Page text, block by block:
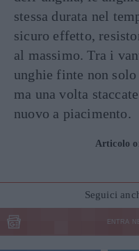
stessa durata nel
sicuro effetto,
al massimo. Tra i
unghie finte non solo
ma una volta
nuovo a piacimento.
Articolo
Seguici
ENTRA